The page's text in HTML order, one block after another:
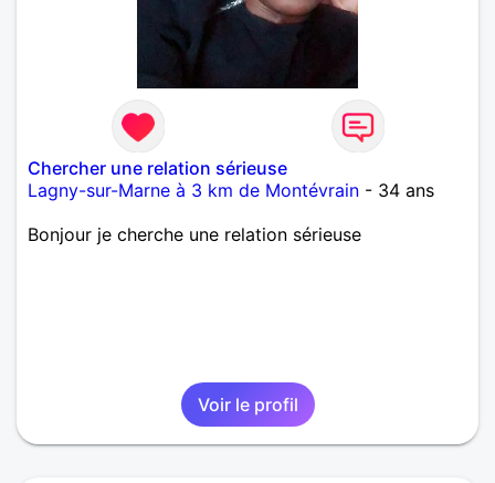
Chercher une relation sérieuse
Lagny-sur-Marne à 3 km de Montévrain - 34 ans
Bonjour je cherche une relation sérieuse
Voir le profil